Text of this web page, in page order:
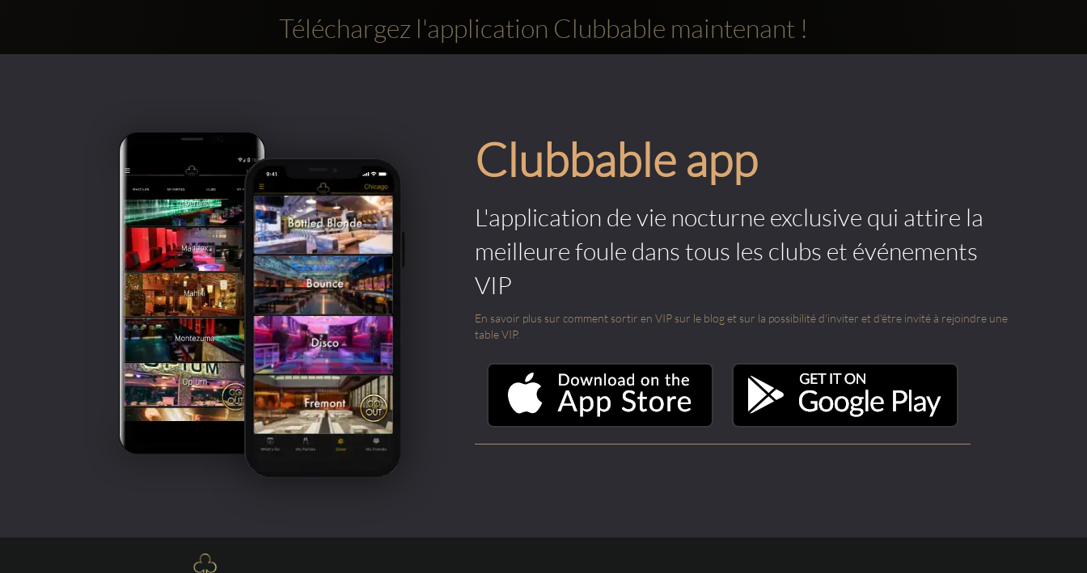
Téléchargez l'application Clubbable maintenant !
Clubbable app
L'application de vie nocturne exclusive qui attire la
meilleure foule dans tous les clubs et événements
VIP
En savoir plus sur comment sortir en VIP sur le blog et sur la possibilité d'inviter et d'être invité à rejoindre une
table VIP.